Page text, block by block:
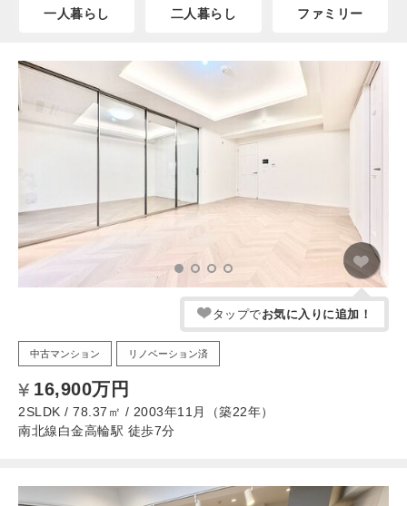
一人暮らし 二人暮らし ファミリー
タップでお気に入りに追加！
中古マンション リノベーション済
16,900万円
2SLDK / 78.37㎡ / 2003年11月（築22年）
南北線白金高輪駅 徒歩7分